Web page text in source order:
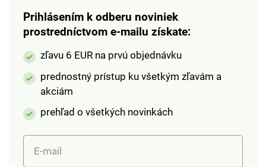
Prihlásením k odberu noviniek
prostredníctvom e-mailu získate:
zľavu 6 EUR na prvú objednávku
prednostný prístup ku všetkým zľavám a
akciám
prehľad o všetkých novinkách
E-mail